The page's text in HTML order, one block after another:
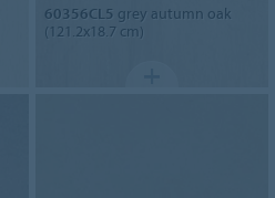
60356CL5 grey autumn oak
(121.2x18.7 cm)